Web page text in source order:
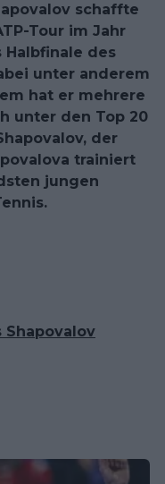
schaffte
Tour im Jahr
Halbfinale des
unter anderem
hat er mehrere
unter den Top 20
der
trainiert
jungen